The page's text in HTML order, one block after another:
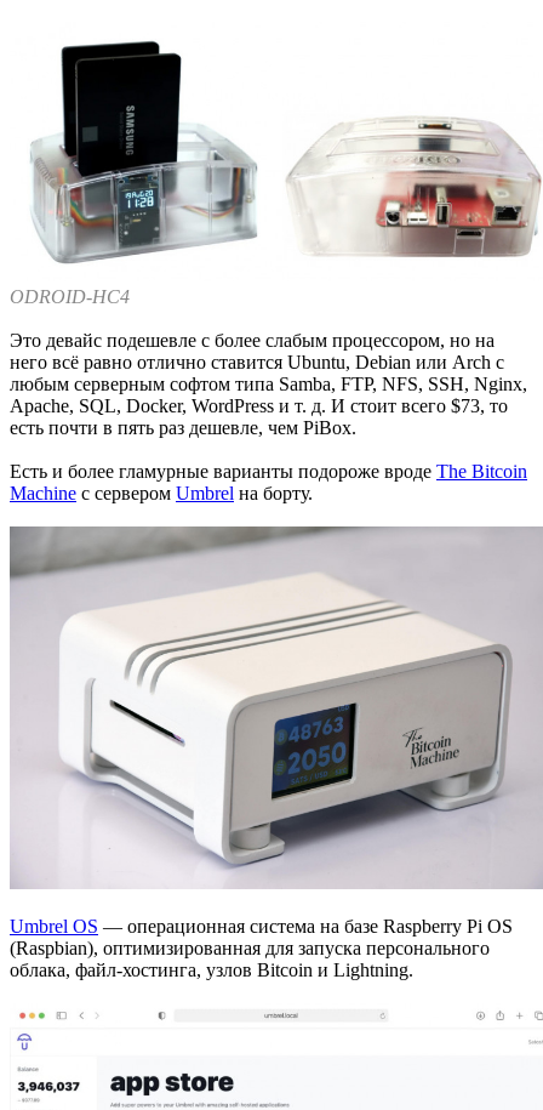
ODROID-HC4
Это девайс подешевле с более слабым процессором, но на
него всё равно отлично ставится Ubuntu, Debian или Arch с
любым серверным софтом типа Samba, FTP, NFS, SSH, Nginx,
Apache, SQL, Docker, WordPress и т. д. И стоит всего $73, то
есть почти в пять раз дешевле, чем PiBox.
Есть и более гламурные варианты подороже вроде The Bitcoin
Machine с сервером Umbrel на борту.
Umbrel OS — операционная система на базе Raspberry Pi OS
(Raspbian), оптимизированная для запуска персонального
облака, файл-хостинга, узлов Bitcoin и Lightning.